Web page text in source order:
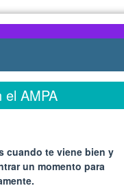
el AMPA
cuando te viene bien y
un momento para